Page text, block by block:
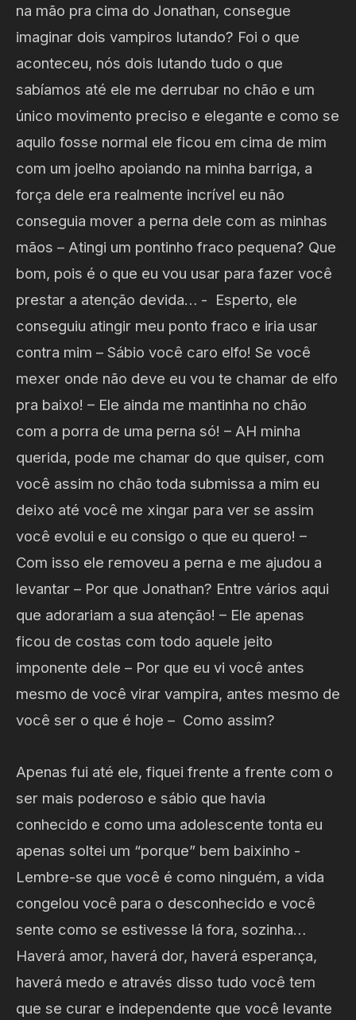
na mão pra cima do Jonathan, consegue
imaginar dois vampiros lutando? Foi o que
aconteceu, nós dois lutando tudo o que
sabíamos até ele me derrubar no chão e um
único movimento preciso e elegante e como se
aquilo fosse normal ele ficou em cima de mim
com um joelho apoiando na minha barriga, a
força dele era realmente incrível eu não
conseguia mover a perna dele com as minhas
mãos – Atingi um pontinho fraco pequena? Que
bom, pois é o que eu vou usar para fazer você
prestar a atenção devida… - Esperto, ele
conseguiu atingir meu ponto fraco e iria usar
contra mim – Sábio você caro elfo! Se você
mexer onde não deve eu vou te chamar de elfo
pra baixo! – Ele ainda me mantinha no chão
com a porra de uma perna só! – AH minha
querida, pode me chamar do que quiser, com
você assim no chão toda submissa a mim eu
deixo até você me xingar para ver se assim
você evolui e eu consigo o que eu quero! –
Com isso ele removeu a perna e me ajudou a
levantar – Por que Jonathan? Entre vários aqui
que adorariam a sua atenção! – Ele apenas
ficou de costas com todo aquele jeito
imponente dele – Por que eu vi você antes
mesmo de você virar vampira, antes mesmo de
você ser o que é hoje – Como assim?
Apenas fui até ele, fiquei frente a frente com o
ser mais poderoso e sábio que havia
conhecido e como uma adolescente tonta eu
apenas soltei um “porque” bem baixinho -
Lembre-se que você é como ninguém, a vida
congelou você para o desconhecido e você
sente como se estivesse lá fora, sozinha…
Haverá amor, haverá dor, haverá esperança,
haverá medo e através disso tudo você tem
que se curar e independente que você levante